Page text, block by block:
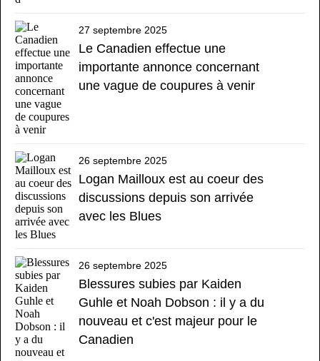
27 septembre 2025
Le Canadien effectue une
importante annonce concernant
une vague de coupures à venir
26 septembre 2025
Logan Mailloux est au coeur des
discussions depuis son arrivée
avec les Blues
26 septembre 2025
Blessures subies par Kaiden
Guhle et Noah Dobson : il y a du
nouveau et c'est majeur pour le
Canadien